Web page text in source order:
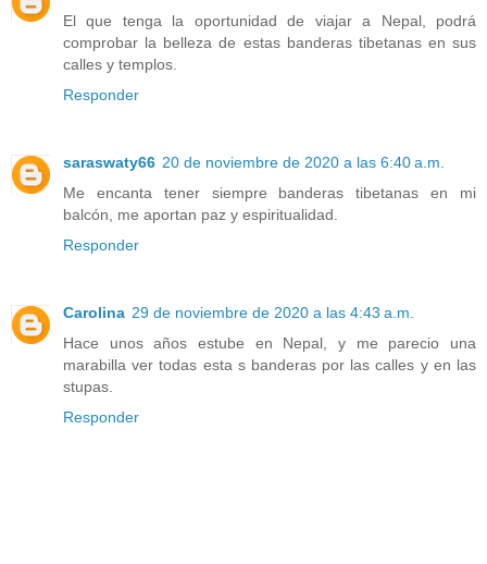
El que tenga la oportunidad de viajar a Nepal, podrá
comprobar la belleza de estas banderas tibetanas en sus
calles y templos.
Responder
saraswaty66 20 de noviembre de 2020 a las 6:40 a.m.
Me encanta tener siempre banderas tibetanas en mi
balcón, me aportan paz y espiritualidad.
Responder
Carolina 29 de noviembre de 2020 a las 4:43 a.m.
Hace unos años estube en Nepal, y me parecio una
marabilla ver todas esta s banderas por las calles y en las
stupas.
Responder